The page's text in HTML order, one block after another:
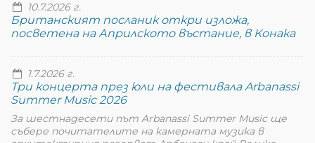
10.7.2026 г.
Британският посланик откри изложа,
посветена на Априлското въстание, в Конака
1.7.2026 г.
Три концерта през юли на фестивала Arbanassi
Summer Music 2026
За шестнадесети път Arbanassi Summer Music ще
събере почитателите на камерната музика в